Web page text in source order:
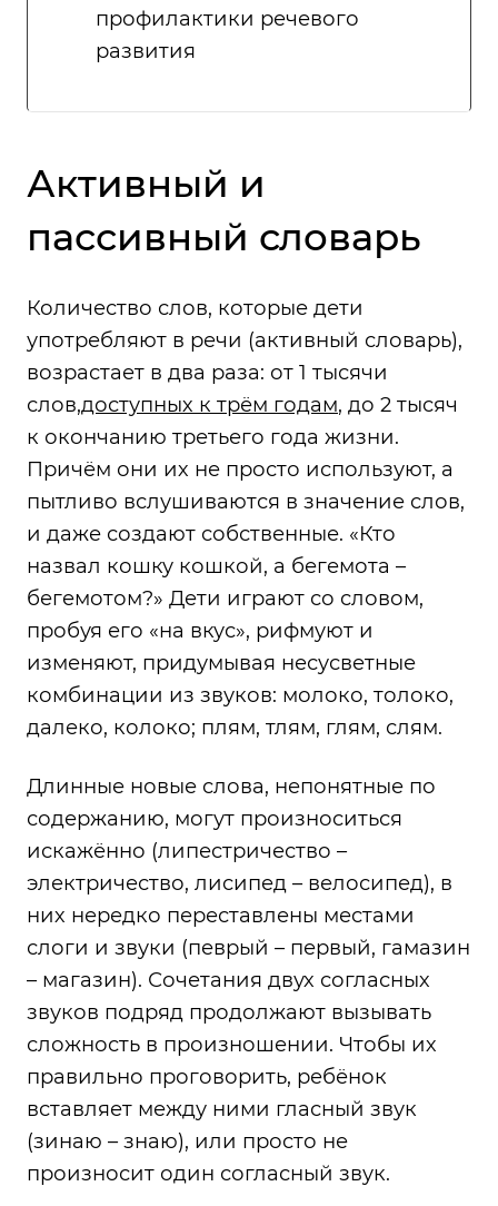
профилактики речевого
развития
Активный и
пассивный словарь
Количество слов, которые дети
употребляют в речи (активный словарь),
возрастает в два раза: от 1 тысячи
слов,доступных к трём годам, до 2 тысяч
к окончанию третьего года жизни.
Причём они их не просто используют, а
пытливо вслушиваются в значение слов,
и даже создают собственные. «Кто
назвал кошку кошкой, а бегемота –
бегемотом?» Дети играют со словом,
пробуя его «на вкус», рифмуют и
изменяют, придумывая несусветные
комбинации из звуков: молоко, толоко,
далеко, колоко; плям, тлям, глям, слям.
Длинные новые слова, непонятные по
содержанию, могут произноситься
искажённо (липестричество –
электричество, лисипед – велосипед), в
них нередко переставлены местами
слоги и звуки (певрый – первый, гамазин
– магазин). Сочетания двух согласных
звуков подряд продолжают вызывать
сложность в произношении. Чтобы их
правильно проговорить, ребёнок
вставляет между ними гласный звук
(зинаю – знаю), или просто не
произносит один согласный звук.